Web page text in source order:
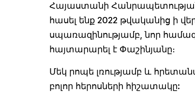
Հայաստանի Հանրապետության
հասել ենք 2022 թվականից ի
սպառազինությամբ, նոր
հայտարարել է Փաշինյանը։
Մեկ րոպե լռությամբ և
բոլոր հերոսների հիշատակը: